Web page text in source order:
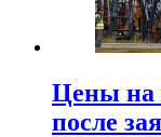
Цены на
после